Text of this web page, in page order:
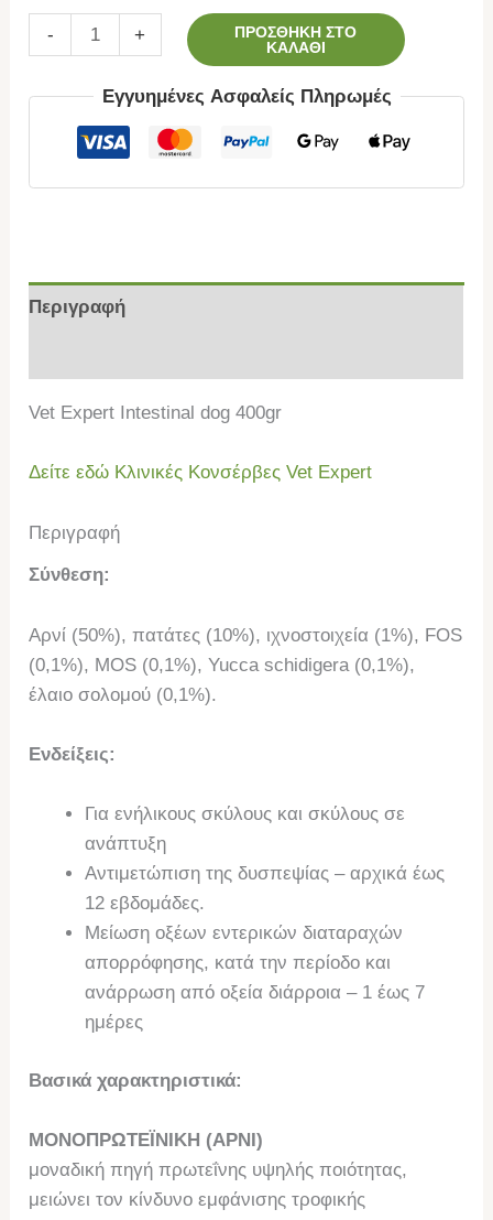
- +
ΠΡΟΣΘΉΚΗ ΣΤΟ
ΚΑΛΆΘΙ
Εγγυημένες Ασφαλείς Πληρωμές
Περιγραφή
Vet Expert Intestinal dog 400gr
Δείτε εδώ Κλινικές Κονσέρβες Vet Expert
Περιγραφή
Σύνθεση:
Αρνί (50%), πατάτες (10%), ιχνοστοιχεία (1%), FOS
(0,1%), MOS (0,1%), Yucca schidigera (0,1%),
έλαιο σολομού (0,1%).
Ενδείξεις:
Για ενήλικους σκύλους και σκύλους σε
ανάπτυξη
Αντιμετώπιση της δυσπεψίας – αρχικά έως
12 εβδομάδες.
Μείωση οξέων εντερικών διαταραχών
απορρόφησης, κατά την περίοδο και
ανάρρωση από οξεία διάρροια – 1 έως 7
ημέρες
Βασικά χαρακτηριστικά:
ΜΟΝΟΠΡΩΤΕΪΝΙΚΗ (ΑΡΝΙ)
μοναδική πηγή πρωτεΐνης υψηλής ποιότητας,
μειώνει τον κίνδυνο εμφάνισης τροφικής